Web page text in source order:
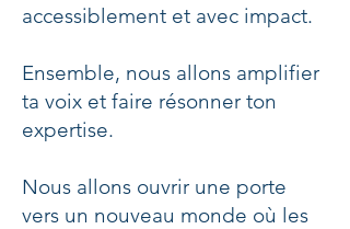
accessiblement et avec impact.
Ensemble, nous allons amplifier
ta voix et faire résonner ton
expertise.
Nous allons ouvrir une porte
vers un nouveau monde où les